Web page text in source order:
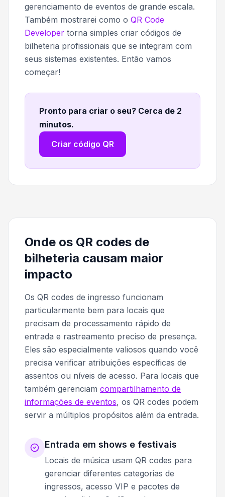
gerenciamento de eventos de grande escala.
Também mostrarei como o QR Code
Developer torna simples criar códigos de
bilheteria profissionais que se integram com
seus sistemas existentes. Então vamos
começar!
Pronto para criar o seu? Cerca de 2
minutos.
Criar código QR
Onde os QR codes de
bilheteria causam maior
impacto
Os QR codes de ingresso funcionam
particularmente bem para locais que
precisam de processamento rápido de
entrada e rastreamento preciso de presença.
Eles são especialmente valiosos quando você
precisa verificar atribuições específicas de
assentos ou níveis de acesso. Para locais que
também gerenciam compartilhamento de
informações de eventos, os QR codes podem
servir a múltiplos propósitos além da entrada.
Entrada em shows e festivais
Locais de música usam QR codes para
gerenciar diferentes categorias de
ingressos, acesso VIP e pacotes de